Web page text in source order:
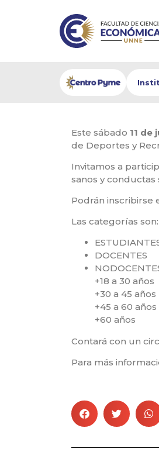
Este sábado 11 de
de Deportes y
Invitamos a
sanos y conductas
Podrán inscribirse
Las categorías son:
DOCENTES
+18 a 30 años
+30 a 45 años
+45 a 60 años
+60 años
Contará con un
Para más